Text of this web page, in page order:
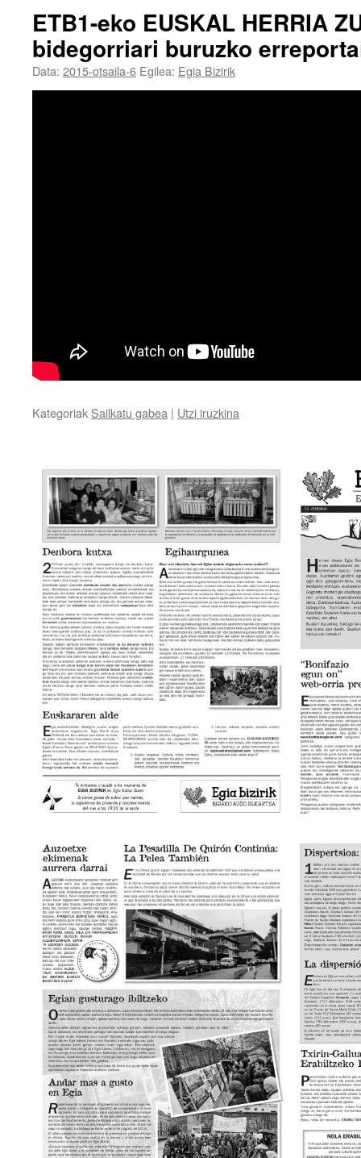
ETB1-eko EUSKAL HERRIA
bidegorriari buruzko
Data: 2015-otsaila-6 Egilea: Egia Bizirik
Kategoriak Sailkatu gabea | Utzi iruzkina